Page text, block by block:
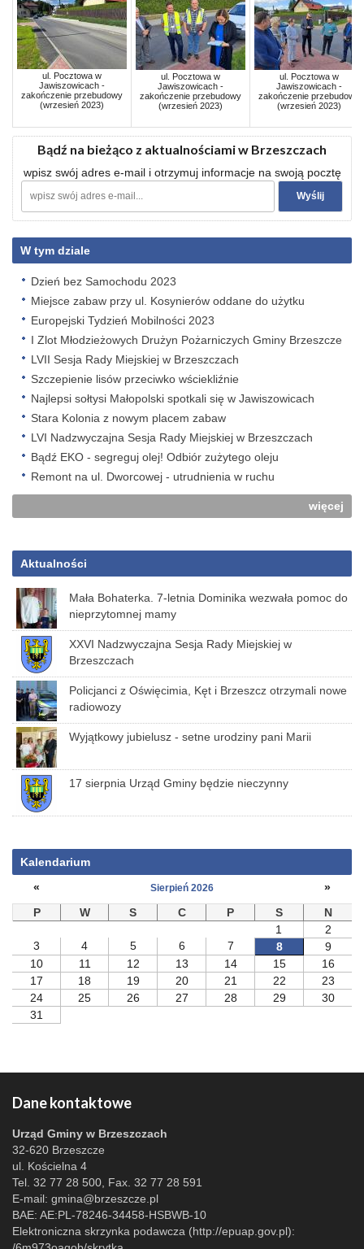
ul. Pocztowa w
Jawiszowicach -
zakończenie przebudowy
(wrzesień 2023)
ul. Pocztowa w
Jawiszowicach -
zakończenie przebudowy
(wrzesień 2023)
ul. Pocztowa w
Jawiszowicach -
zakończenie przebudowy
(wrzesień 2023)
Bądź na bieżąco z aktualnościami w Brzeszczach
wpisz swój adres e-mail i otrzymuj informacje na swoją pocztę
W tym dziale
Dzień bez Samochodu 2023
Miejsce zabaw przy ul. Kosynierów oddane do użytku
Europejski Tydzień Mobilności 2023
I Zlot Młodzieżowych Drużyn Pożarniczych Gminy Brzeszcze
LVII Sesja Rady Miejskiej w Brzeszczach
Szczepienie lisów przeciwko wściekliźnie
Najlepsi sołtysi Małopolski spotkali się w Jawiszowicach
Stara Kolonia z nowym placem zabaw
LVI Nadzwyczajna Sesja Rady Miejskiej w Brzeszczach
Bądź EKO - segreguj olej! Odbiór zużytego oleju
Remont na ul. Dworcowej - utrudnienia w ruchu
więcej
Aktualności
Mała Bohaterka. 7-letnia Dominika wezwała pomoc do
nieprzytomnej mamy
XXVI Nadzwyczajna Sesja Rady Miejskiej w
Brzeszczach
Policjanci z Oświęcimia, Kęt i Brzeszcz otrzymali nowe
radiowozy
Wyjątkowy jubielusz - setne urodziny pani Marii
17 sierpnia Urząd Gminy będzie nieczynny
Kalendarium
«
Sierpień 2026
»
P
W S C P S
N
1
2
3
4 5 6 7 8
9
10
11 12 13 14 15
16
17
18 19 20 21 22
23
24
25 26 27 28 29
30
31
Dane kontaktowe
Urząd Gminy w Brzeszczach
32-620 Brzeszcze
ul. Kościelna 4
Tel. 32 77 28 500, Fax. 32 77 28 591
E-mail: gmina@brzeszcze.pl
BAE: AE:PL-78246-34458-HSBWB-10
Elektroniczna skrzynka podawcza (http://epuap.gov.pl):